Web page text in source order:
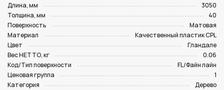
Длина, мм
3050
Толщина, мм
40
Поверхность
Матовая
Материал
Качественный пластик CPL
Цвет
Гландале
Вес НЕТТО, кг
0.06
Код/Тип поверхности
FL/Файн лайн
Ценовая группа
1
Категория
Дерево